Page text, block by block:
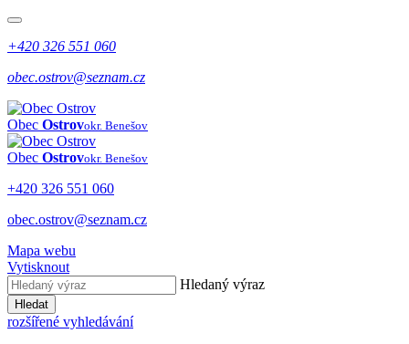
+420 326 551 060
obec.ostrov@seznam.cz
Obec Ostrovokr. Benešov
Obec Ostrovokr. Benešov
+420 326 551 060
obec.ostrov@seznam.cz
Mapa webu
Vytisknout
Hledaný výraz
Hledat
rozšířené vyhledávání